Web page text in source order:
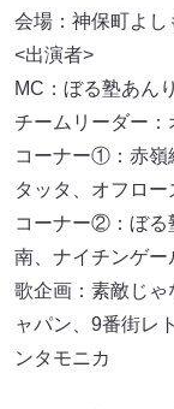
会場：神保町よし
<出演者>
MC：ぼる塾あん
チームリーダー
コーナー①：赤嶺
タッタ、オフロ
コーナー②：ぼる
南、ナイチンゲ
歌企画：素敵じ
ャパン、9番街レ
ンタモニカ